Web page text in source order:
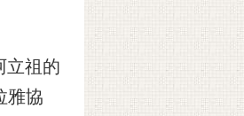
立祖的
雅協